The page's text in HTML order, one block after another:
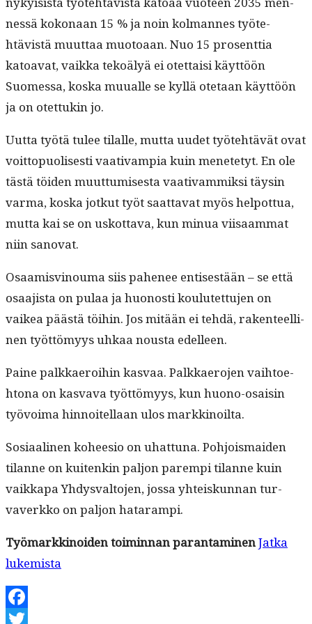
nessä kokon­aan 15 % ja noin kol­mannes työte­
htävistä muut­taa muo­toaan. Nuo 15 pros­ent­tia
katoa­vat, vaik­ka tekoä­lyä ei otet­taisi käyt­töön
Suomes­sa, kos­ka muualle se kyl­lä ote­taan käyt­töön
ja on otet­tukin jo.
Uut­ta työtä tulee tilalle, mut­ta uudet työte­htävät ovat
voit­top­uolis­es­ti vaa­ti­vampia kuin menete­tyt. En ole
tästä töi­den muut­tumis­es­ta vaa­ti­vam­mik­si täysin
var­ma, kos­ka jotkut työt saat­ta­vat myös helpot­tua,
mut­ta kai se on uskot­ta­va, kun min­ua viisaam­mat
niin sanovat.
Osaamisvi­nouma siis pahe­nee entis­es­tään – se että
osaa­jista on pulaa ja huonos­ti koulutet­tu­jen on
vaikea päästä töi­hin. Jos mitään ei tehdä, rak­en­teelli­
nen työt­tömyys uhkaa nous­ta edelleen.
Paine palkkaeroi­hin kas­vaa. Palkkaero­jen vai­h­toe­
htona on kas­va­va työt­tömyys, kun huono-osaisin
työvoima hin­noitel­laan ulos markkinoilta.
Sosi­aa­li­nen koheesio on uhat­tuna. Pohjo­is­maid­en
tilanne on kuitenkin paljon parem­pi tilanne kuin
vaikka­pa Yhdys­val­to­jen, jos­sa yhteiskun­nan tur­
vaverkko on paljon hatarampi.
Työ­markki­noiden toimin­nan paran­t­a­mi­nenJat­ka
lukemista
Facebook